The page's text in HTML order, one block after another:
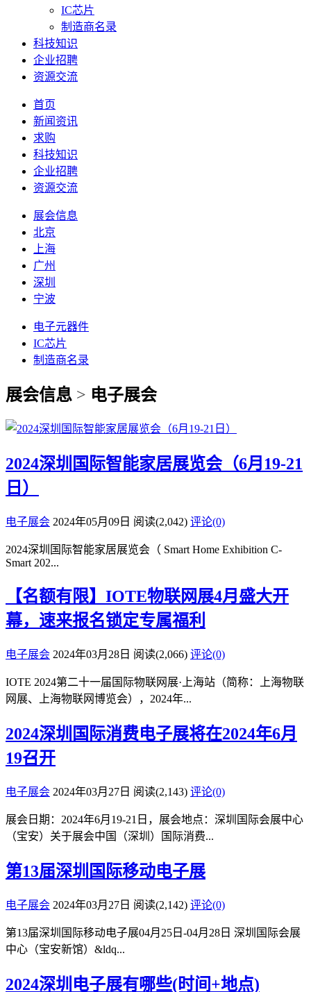
IC芯片
制造商名录
科技知识
企业招聘
资源交流
首页
新闻资讯
求购
科技知识
企业招聘
资源交流
展会信息
北京
上海
广州
深圳
宁波
电子元器件
IC芯片
制造商名录
展会信息 > 电子展会
2024深圳国际智能家居展览会（6月19-21
日）
电子展会 2024年05月09日 阅读(2,042) 评论(0)
2024深圳国际智能家居展览会（ Smart Home Exhibition C-
Smart 202...
【名额有限】IOTE物联网展4月盛大开
幕，速来报名锁定专属福利
电子展会 2024年03月28日 阅读(2,066) 评论(0)
IOTE 2024第二十一届国际物联网展·上海站（简称：上海物联
网展、上海物联网博览会），2024年...
2024深圳国际消费电子展将在2024年6月
19召开
电子展会 2024年03月27日 阅读(2,143) 评论(0)
展会日期：2024年6月19-21日，展会地点：深圳国际会展中心
（宝安）关于展会中国（深圳）国际消费...
第13届深圳国际移动电子展
电子展会 2024年03月27日 阅读(2,142) 评论(0)
第13届深圳国际移动电子展04月25日-04月28日 深圳国际会展
中心（宝安新馆）&ldq...
2024深圳电子展有哪些(时间+地点)